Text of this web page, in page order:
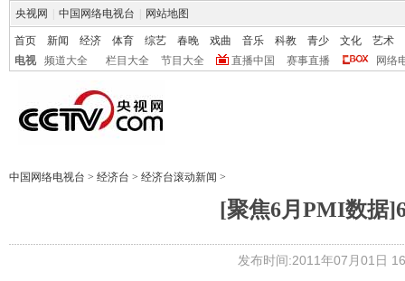
央视网 中国网络电视台 网站地图
首页 新闻 经济 体育 综艺 春晚 戏曲 音乐 科教 青少 文化
艺术
电视
频道大全 栏目大全 节目大全 直播中国 赛事直播 网络
中国网络电视台 > 经济台 > 经济台滚动新闻 >
[聚焦6月PMI数据
发布时间:2011年07月01日